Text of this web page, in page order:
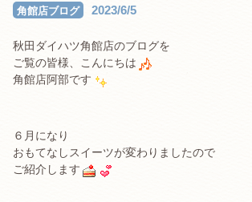
角館店ブログ 2023/6/5
秋田ダイハツ角館店のブログを
ご覧の皆様、こんにちは
角館店阿部です
６月になり
おもてなしスイーツが変わりましたので
ご紹介します